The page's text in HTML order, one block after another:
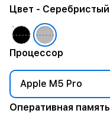
Процессор
Apple M5 Pro
Оперативная память
Цвет - Серебристый